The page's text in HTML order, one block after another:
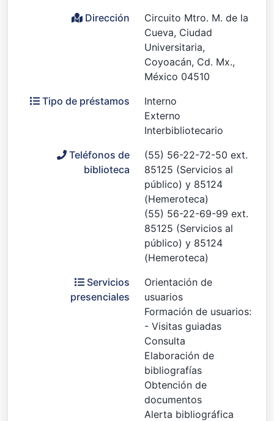
Dirección
Circuito Mtro. M. de la
Cueva, Ciudad
Universitaria,
Coyoacán, Cd. Mx.,
México 04510
Tipo de préstamos
Interno
Externo
Interbibliotecario
Teléfonos de
biblioteca
(55) 56-22-72-50 ext.
85125 (Servicios al
público) y 85124
(Hemeroteca)
(55) 56-22-69-99 ext.
85125 (Servicios al
público) y 85124
(Hemeroteca)
Servicios
presenciales
Orientación de
usuarios
Formación de usuarios:
- Visitas guiadas
Consulta
Elaboración de
bibliografías
Obtención de
documentos
Alerta bibliográfica